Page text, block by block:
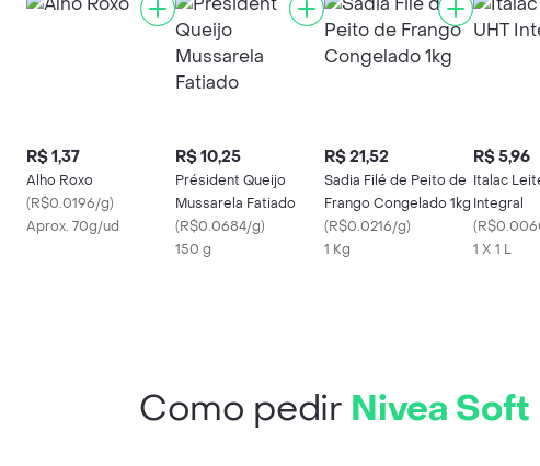
R$ 1,37
Alho Roxo
(R$0.0196/g)
Aprox. 70g/ud
R$ 10,25
Président Queijo
Mussarela Fatiado
(R$0.0684/g)
150 g
R$ 21,52
Sadia Filé de Peito de
Frango Congelado 1kg
(R$0.0216/g)
1 Kg
R$ 5,96
Italac
Integral
(
1 X 1 L
Como pedir Nivea